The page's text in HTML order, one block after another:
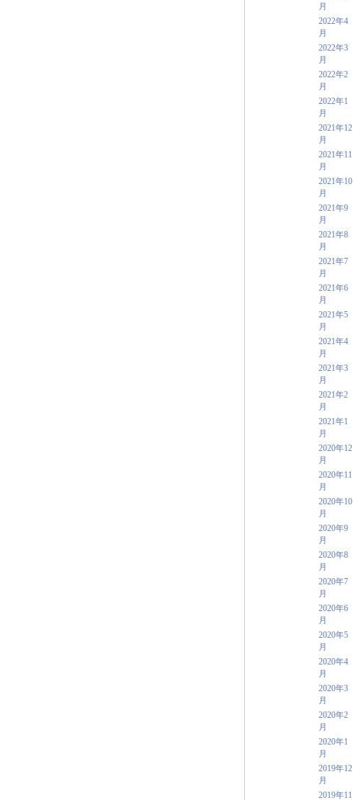
月
2022年4
月
2022年3
月
2022年2
月
2022年1
月
2021年12
月
2021年11
月
2021年10
月
2021年9
月
2021年8
月
2021年7
月
2021年6
月
2021年5
月
2021年4
月
2021年3
月
2021年2
月
2021年1
月
2020年12
月
2020年11
月
2020年10
月
2020年9
月
2020年8
月
2020年7
月
2020年6
月
2020年5
月
2020年4
月
2020年3
月
2020年2
月
2020年1
月
2019年12
月
2019年11